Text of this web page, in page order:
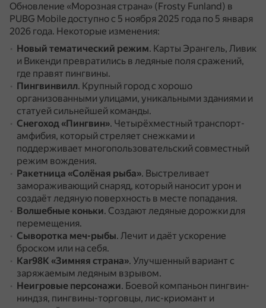
Обновление «Морозная страна» (Frosty Funland) в
PUBG Mobile доступно с 5 ноября 2025 года по 5 января
2026 года. Некоторые изменения:
Новый тематический режим. Карты Эрангель, Ливик
и Викенди превратились в ледяные поля сражений,
где правят пингвины.
Пингвинвилл. Крупный город с хорошо
организованными улицами, уникальными зданиями и
статуей сильнейшей команды.
Снегоход «Пингвин». Четырёхместный транспорт-
амфибия, который стреляет снежками и
поддерживает многопользовательский совместный
режим вождения.
Ракетница «Солёная рыба». Выстреливает
замораживающий снаряд, который наносит урон и
создаёт ледяную поверхность в месте попадания.
Волшебные коньки. Создают ледяные дорожки для
перемещения.
Сыворотка меч-рыбы. Лечит и даёт ускорение
броском или на себя.
Kar98K «Зимняя страна». Улучшенный вариант с
заряжаемым ледяным взрывом.
Неигровые персонажи. Боевой компаньон пингвин-
ниндзя, пингвины-торговцы, лис-криомант и